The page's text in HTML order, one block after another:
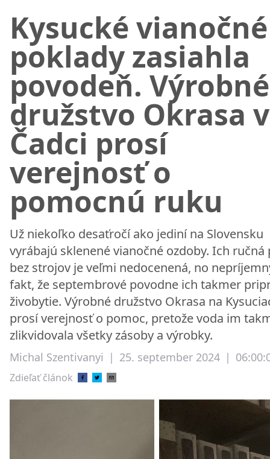
Kysucké vianočné
poklady zasiahla
povodeň. Výrobné
družstvo Okrasa v
Čadci prosí
verejnosť o
pomocnú ruku
Už niekoľko desaťročí ako jediní na Slovensku
vyrábajú sklenené vianočné ozdoby. Ich ručná
bez strojov je veľmi nedocenená, no
fakt, že septembrové povodne ich takmer
živobytie. Výrobné družstvo Okrasa na
prosí verejnosť o pomoc, pretože voda im
zlikvidovala všetky zásoby a výrobky.
Michal Szentivanyi | 25. september 2024 |
Zdieľať článok